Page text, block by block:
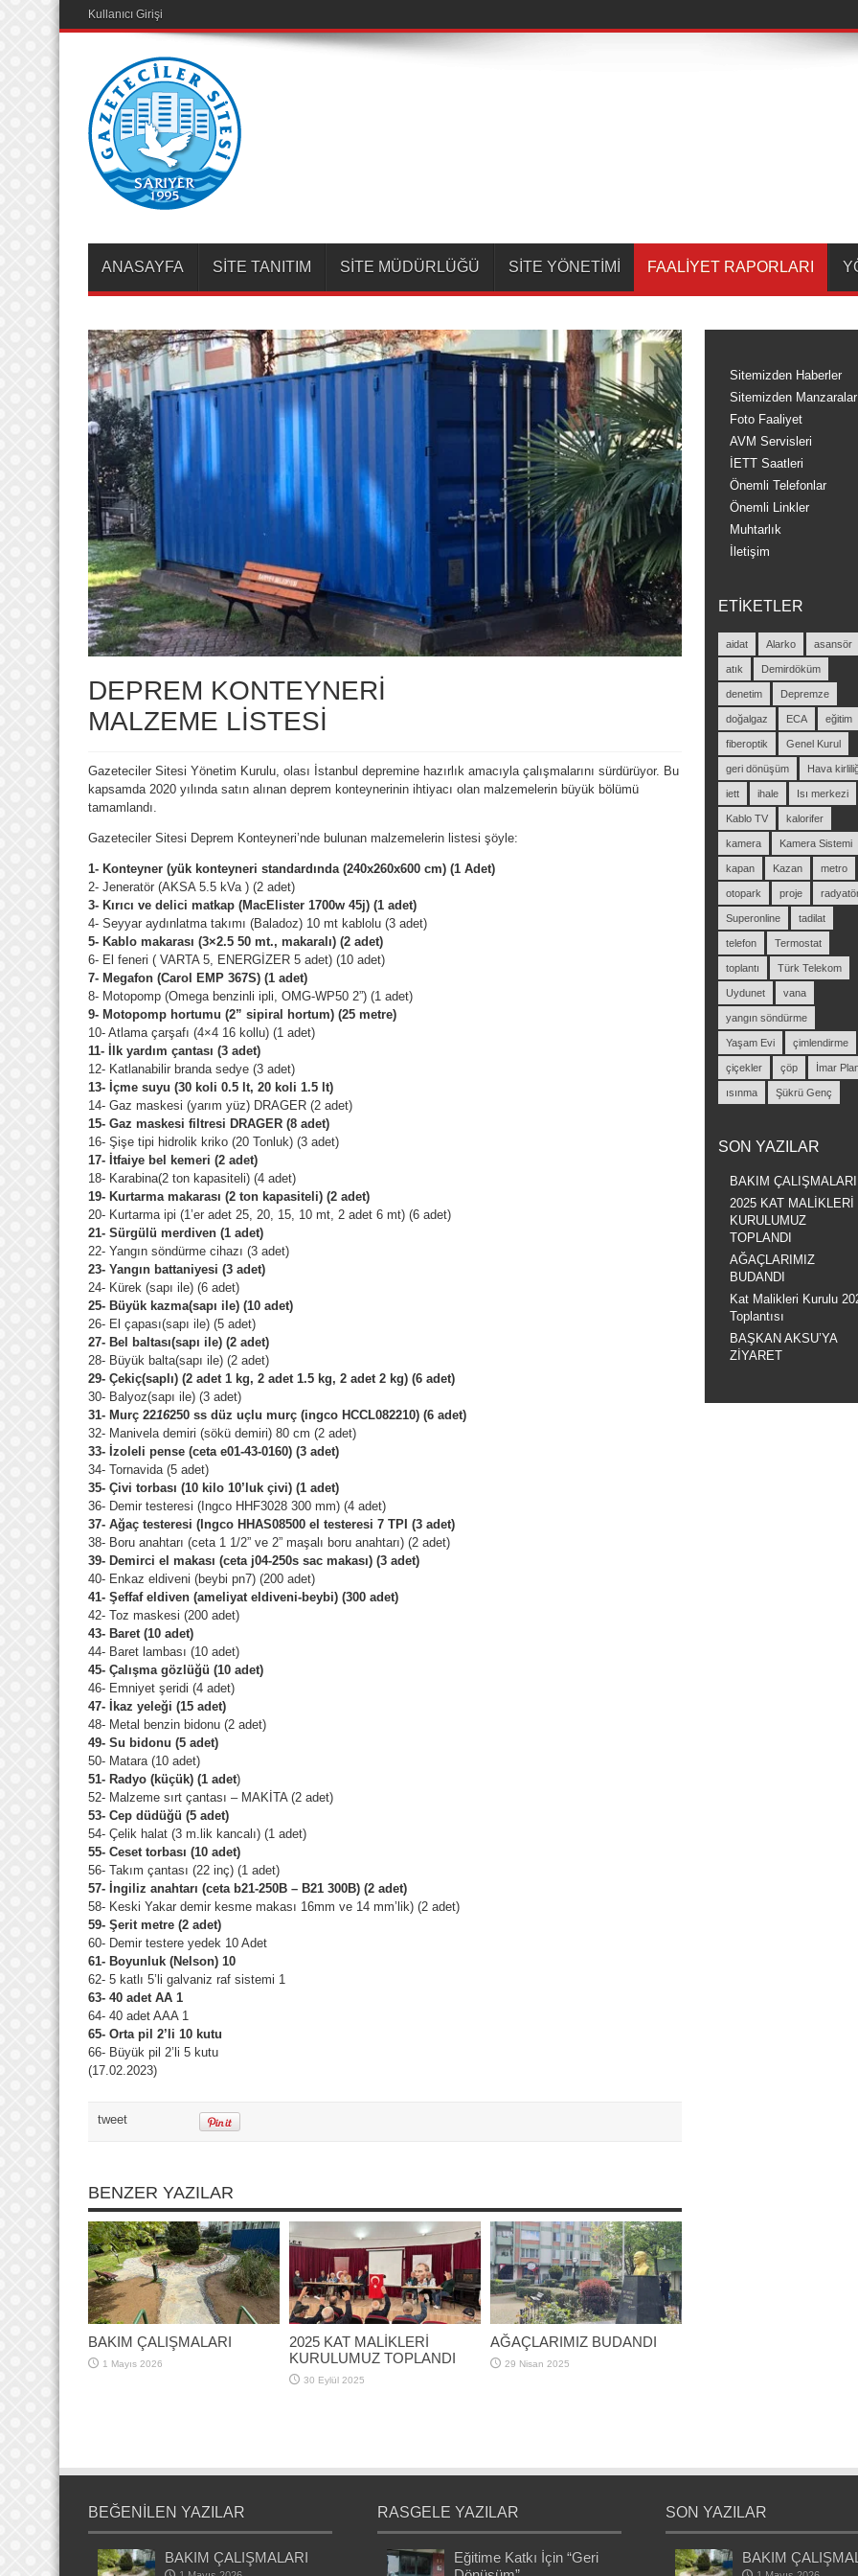
Kullanıcı Girişi
ANASAYFA SİTE TANITIM SİTE MÜDÜRLÜĞÜ SİTE YÖNETİMİ FAALİYET RAPORLARI
DEPREM KONTEYNERİ
MALZEME LİSTESİ
Gazeteciler Sitesi Yönetim Kurulu, olası İstanbul depremine hazırlık amacıyla çalışmalarını sürdürüyor. Bu
kapsamda 2020 yılında satın alınan deprem konteynerinin ihtiyacı olan malzemelerin büyük bölümü
tamamlandı.
Gazeteciler Sitesi Deprem Konteyneri’nde bulunan malzemelerin listesi şöyle:
1- Konteyner (yük konteyneri standardında (240x260x600 cm) (1 Adet)
2- Jeneratör (AKSA 5.5 kVa ) (2 adet)
3- Kırıcı ve delici matkap (MacElister 1700w 45j) (1 adet)
4- Seyyar aydınlatma takımı (Baladoz) 10 mt kablolu (3 adet)
5- Kablo makarası (3×2.5 50 mt., makaralı) (2 adet)
6- El feneri ( VARTA 5, ENERGİZER 5 adet) (10 adet)
7- Megafon (Carol EMP 367S) (1 adet)
8- Motopomp (Omega benzinli ipli, OMG-WP50 2”) (1 adet)
9- Motopomp hortumu (2” sipiral hortum) (25 metre)
10- Atlama çarşafı (4×4 16 kollu) (1 adet)
11- İlk yardım çantası (3 adet)
12- Katlanabilir branda sedye (3 adet)
13- İçme suyu (30 koli 0.5 lt, 20 koli 1.5 lt)
14- Gaz maskesi (yarım yüz) DRAGER (2 adet)
15- Gaz maskesi filtresi DRAGER (8 adet)
16- Şişe tipi hidrolik kriko (20 Tonluk) (3 adet)
17- İtfaiye bel kemeri (2 adet)
18- Karabina(2 ton kapasiteli) (4 adet)
19- Kurtarma makarası (2 ton kapasiteli) (2 adet)
20- Kurtarma ipi (1’er adet 25, 20, 15, 10 mt, 2 adet 6 mt) (6 adet)
21- Sürgülü merdiven (1 adet)
22- Yangın söndürme cihazı (3 adet)
23- Yangın battaniyesi (3 adet)
24- Kürek (sapı ile) (6 adet)
25- Büyük kazma(sapı ile) (10 adet)
26- El çapası(sapı ile) (5 adet)
27- Bel baltası(sapı ile) (2 adet)
28- Büyük balta(sapı ile) (2 adet)
29- Çekiç(saplı) (2 adet 1 kg, 2 adet 1.5 kg, 2 adet 2 kg) (6 adet)
30- Balyoz(sapı ile) (3 adet)
31- Murç 2216250 ss düz uçlu murç (ingco HCCL082210) (6 adet)
32- Manivela demiri (sökü demiri) 80 cm (2 adet)
33- İzoleli pense (ceta e01-43-0160) (3 adet)
34- Tornavida (5 adet)
35- Çivi torbası (10 kilo 10’luk çivi) (1 adet)
36- Demir testeresi (Ingco HHF3028 300 mm) (4 adet)
37- Ağaç testeresi (Ingco HHAS08500 el testeresi 7 TPI (3 adet)
38- Boru anahtarı (ceta 1 1/2” ve 2” maşalı boru anahtarı) (2 adet)
39- Demirci el makası (ceta j04-250s sac makası) (3 adet)
40- Enkaz eldiveni (beybi pn7) (200 adet)
41- Şeffaf eldiven (ameliyat eldiveni-beybi) (300 adet)
42- Toz maskesi (200 adet)
43- Baret (10 adet)
44- Baret lambası (10 adet)
45- Çalışma gözlüğü (10 adet)
46- Emniyet şeridi (4 adet)
47- İkaz yeleği (15 adet)
48- Metal benzin bidonu (2 adet)
49- Su bidonu (5 adet)
50- Matara (10 adet)
51- Radyo (küçük) (1 adet)
52- Malzeme sırt çantası – MAKİTA (2 adet)
53- Cep düdüğü (5 adet)
54- Çelik halat (3 m.lik kancalı) (1 adet)
55- Ceset torbası (10 adet)
56- Takım çantası (22 inç) (1 adet)
57- İngiliz anahtarı (ceta b21-250B – B21 300B) (2 adet)
58- Keski Yakar demir kesme makası 16mm ve 14 mm’lik) (2 adet)
59- Şerit metre (2 adet)
60- Demir testere yedek 10 Adet
61- Boyunluk (Nelson) 10
62- 5 katlı 5’li galvaniz raf sistemi 1
63- 40 adet AA 1
64- 40 adet AAA 1
65- Orta pil 2’li 10 kutu
66- Büyük pil 2’li 5 kutu
(17.02.2023)
tweet
BENZER YAZILAR
BAKIM ÇALIŞMALARI
1 Mayıs 2026
2025 KAT MALİKLERİ
KURULUMUZ TOPLANDI
30 Eylül 2025
AĞAÇLARIMIZ BUDANDI
29 Nisan 2025
Sitemizden Haberler
Sitemizden Manzaralar
Foto Faaliyet
AVM Servisleri
İETT Saatleri
Önemli Telefonlar
Önemli Linkler
Muhtarlık
İletişim
ETIKETLER
aidat Alarko asansör
atık Demirdöküm
denetim Depremze
doğalgaz ECA eğitim
fiberoptik Genel Kurul
geri dönüşüm Hava
iett ihale Isı merkezi
Kablo TV kalorifer
kamera Kamera Sistemi
kapan Kazan metro
otopark proje
Superonline tadilat
telefon Termostat
toplantı Türk Telekom
Uydunet vana
yangın söndürme
Yaşam Evi çimlendirme
çiçekler çöp İmar
ısınma Şükrü Genç
SON YAZILAR
BAKIM ÇALIŞMALARI
2025 KAT MALİKLERİ
KURULUMUZ
TOPLANDI
AĞAÇLARIMIZ
BUDANDI
Kat Malikleri Kurulu
Toplantısı
BAŞKAN AKSU’YA
ZİYARET
BEĞENİLEN YAZILAR
BAKIM ÇALIŞMALARI
RASGELE YAZILAR
Eğitime Katkı İçin “Geri
SON YAZILAR
BAKIM